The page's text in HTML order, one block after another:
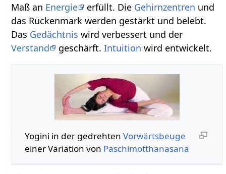
Maß an Energie erfüllt. Die Gehirnzentren und
das Rückenmark werden gestärkt und belebt.
Das Gedächtnis wird verbessert und der
Verstand
geschärft.Intuition wird entwickelt.
Yogini in der gedrehten Vorwärtsbeuge
einer Variation von Paschimotthanasana